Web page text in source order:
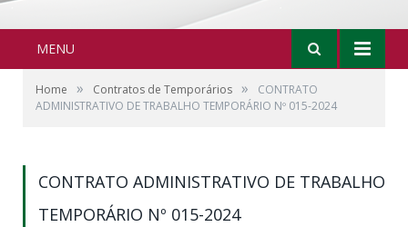
MENU
Home » Contratos de Temporários »
CONTRATO
ADMINISTRATIVO DE TRABALHO TEMPORÁRIO Nº 015-2024
CONTRATO ADMINISTRATIVO DE TRABALHO
TEMPORÁRIO Nº 015-2024